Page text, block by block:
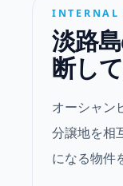
淡路
断し
オーシャン
分譲地を相
になる物件